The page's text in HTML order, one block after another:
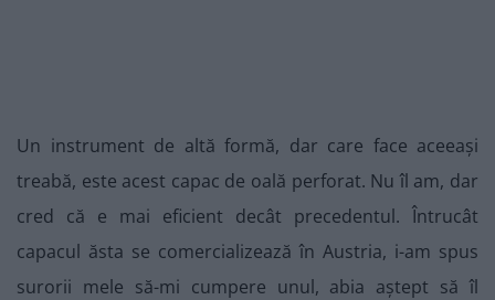
Un instrument de altă formă, dar care face aceeași
treabă, este acest capac de oală perforat. Nu îl am, dar
cred că e mai eficient decât precedentul. Întrucât
capacul ăsta se comercializează în Austria, i-am spus
surorii mele să-mi cumpere unul, abia aștept să îl